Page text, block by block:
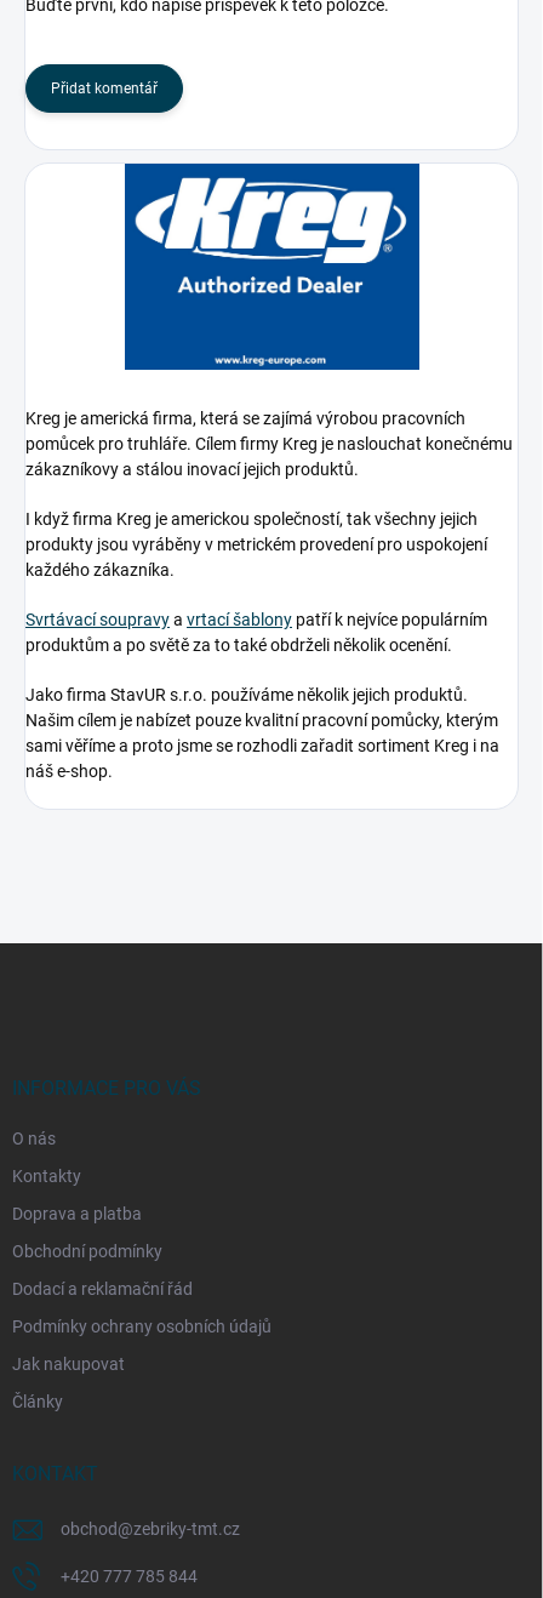
Buďte první, kdo napíše příspěvek k této položce.
Přidat komentář
Kreg je americká firma, která se zajímá výrobou pracovních
pomůcek pro truhláře. Cílem firmy Kreg je naslouchat konečnému
zákazníkovy a stálou inovací jejich produktů.
I když firma Kreg je americkou společností, tak všechny jejich
produkty jsou vyráběny v metrickém provedení pro uspokojení
každého zákazníka.
Svrtávací soupravya vrtací šablony patří k nejvíce populárním
produktům a po světě za to také obdrželi několik ocenění.
Jako firma StavUR s.r.o. používáme několik jejich produktů.
Našim cílem je nabízet pouze kvalitní pracovní pomůcky, kterým
sami věříme a proto jsme se rozhodli zařadit sortiment Kreg i na
náš e-shop.
INFORMACE PRO VÁS
O nás
Kontakty
Doprava a platba
Obchodní podmínky
Dodací a reklamační řád
Podmínky ochrany osobních údajů
Jak nakupovat
Články
KONTAKT
obchod@zebriky-tmt.cz
+420 777 785 844